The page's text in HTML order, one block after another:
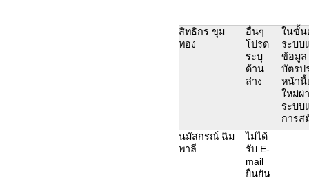
สิทธิกร ขุม
ทอง
อื่นๆ
โปรด
ระบุ
ด้าน
ล่าง
ในขั้น
ระบบ
ข้อมูล
บัตรป
หน้านี้
ใหม่ผ่
ระบบ
การส
นมัสกรณ์ ฉิม
พาลี
ไม่ได้
รับ E-
mail
ยืนยัน